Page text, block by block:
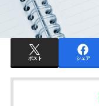
ポスト シェア